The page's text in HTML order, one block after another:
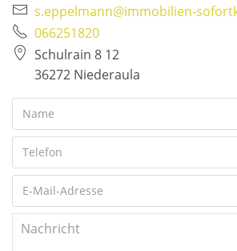
s.eppelmann@immobilien-
066251820
Schulrain 8 12
36272 Niederaula